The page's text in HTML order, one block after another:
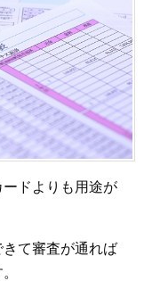
ドよりも用途が
て審査が通れば